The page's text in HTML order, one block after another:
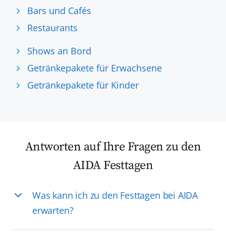
Bars und Cafés
Restaurants
Shows an Bord
Getränkepakete für Erwachsene
Getränkepakete für Kinder
Antworten auf Ihre Fragen zu den
AIDA Festtagen
Was kann ich zu den Festtagen bei AIDA
erwarten?